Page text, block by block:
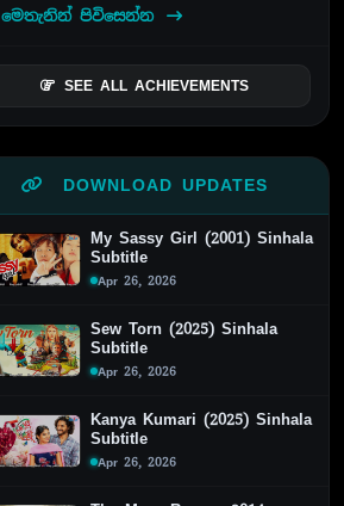
මෙතැනින් පිවිසෙන්න
SEE ALL ACHIEVEMENTS
DOWNLOAD UPDATES
My Sassy Girl (2001) Sinhala
Subtitle
Apr 26, 2026
Sew Torn (2025) Sinhala
Subtitle
Apr 26, 2026
Kanya Kumari (2025) Sinhala
Subtitle
Apr 26, 2026